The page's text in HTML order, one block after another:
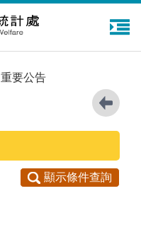
重要公告
顯示條件查詢